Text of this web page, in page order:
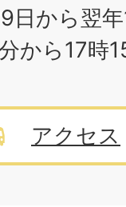
日から翌
から17時
アクセス